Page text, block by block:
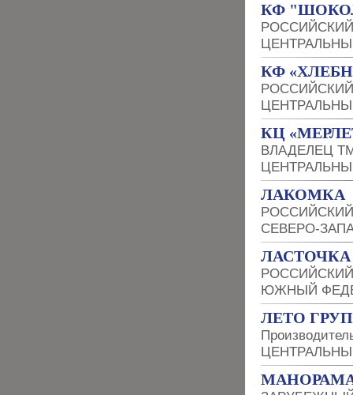
КФ
КФ
КЦ
ВЛАДЕЛЕЦ
ЛАКОМКА
СЕВЕРО-
ЛАСТОЧКА
ЮЖНЫЙ
ЛЕТО